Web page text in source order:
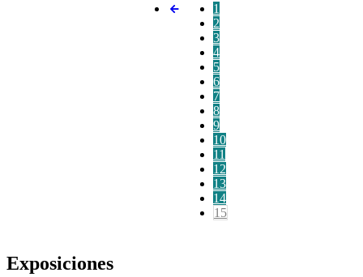
1
2
3
4
5
6
7
8
9
10
11
12
13
14
15
Exposiciones